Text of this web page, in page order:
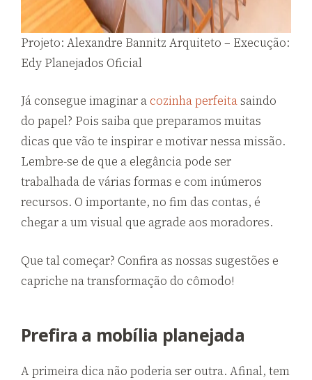
Projeto: Alexandre Bannitz Arquiteto – Execução:
Edy Planejados Oficial
Já consegue imaginar acozinha perfeitasaindo
do papel? Pois saiba que preparamos muitas
dicas que vão te inspirar e motivar nessa missão.
Lembre-se de que a elegância pode ser
trabalhada de várias formas e com inúmeros
recursos. O importante, no fim das contas, é
chegar a um visual que agrade aos moradores.
Que tal começar? Confira as nossas sugestões e
capriche na transformação do cômodo!
Prefira a mobília planejada
A primeira dica não poderia ser outra. Afinal, tem